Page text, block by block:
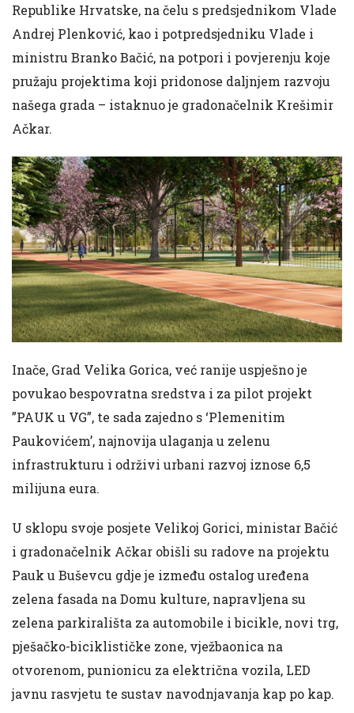
Republike Hrvatske, na čelu s predsjednikom Vlade
Andrej Plenković, kao i potpredsjedniku Vlade i
ministru Branko Bačić, na potpori i povjerenju koje
pružaju projektima koji pridonose daljnjem razvoju
našega grada – istaknuo je gradonačelnik Krešimir
Ačkar.
Inače, Grad Velika Gorica, već ranije uspješno je
povukao bespovratna sredstva i za pilot projekt
”PAUK u VG”, te sada zajedno s ‘Plemenitim
Paukovićem’, najnovija ulaganja u zelenu
infrastrukturu i održivi urbani razvoj iznose 6,5
milijuna eura.
U sklopu svoje posjete Velikoj Gorici, ministar Bačić
i gradonačelnik Ačkar obišli su radove na projektu
Pauk u Buševcu gdje je između ostalog uređena
zelena fasada na Domu kulture, napravljena su
zelena parkirališta za automobile i bicikle, novi trg,
pješačko-biciklističke zone, vježbaonica na
otvorenom, punionicu za električna vozila, LED
javnu rasvjetu te sustav navodnjavanja kap po kap.